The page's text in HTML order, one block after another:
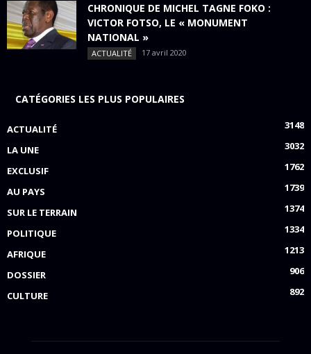
CHRONIQUE DE MICHEL TAGNE FOKO :
VICTOR FOTSO, LE « MONUMENT
NATIONAL »
ACTUALITÉ 17 avril 2020
CATÉGORIES LES PLUS POPULAIRES
ACTUALITÉ
3148
LA UNE
3032
EXCLUSIF
1762
AU PAYS
1739
SUR LE TERRAIN
1374
POLITIQUE
1334
AFRIQUE
1213
DOSSIER
906
CULTURE
892